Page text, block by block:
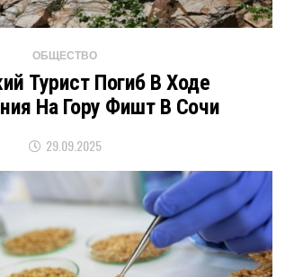
ОБЩЕСТВО
Турист Погиб В Ходе
На Гору Фишт В Сочи
29.09.2025